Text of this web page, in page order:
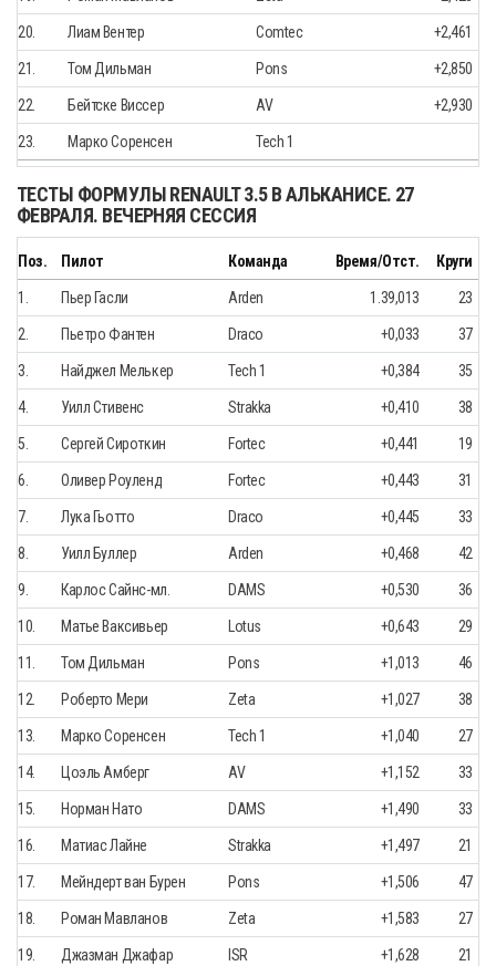
20. Лиам Вентер Comtec +2,461
21. Том Дильман Pons +2,850
22. Бейтске Виссер AV +2,930
23. Марко Соренсен Tech 1
ТЕСТЫ ФОРМУЛЫ RENAULT 3.5 В АЛЬКАНИСЕ. 27
ФЕВРАЛЯ. ВЕЧЕРНЯЯ СЕССИЯ
Поз. Пилот Команда Время/Отст. Круги
1. Пьер Гасли Arden 1.39,013 23
2. Пьетро Фантен Draco +0,033 37
3. Найджел Мелькер Tech 1 +0,384 35
4. Уилл Стивенс Strakka +0,410 38
5. Сергей Сироткин Fortec +0,441 19
6. Оливер Роуленд Fortec +0,443 31
7. Лука Гьотто Draco +0,445 33
8. Уилл Буллер Arden +0,468 42
9. Карлос Сайнс-мл. DAMS +0,530 36
10. Матье Ваксивьер Lotus +0,643 29
11. Том Дильман Pons +1,013 46
12. Роберто Мери Zeta +1,027 38
13. Марко Соренсен Tech 1 +1,040 27
14. Цоэль Амберг AV +1,152 33
15. Норман Нато DAMS +1,490 33
16. Матиас Лайне Strakka +1,497 21
17. Мейндерт ван Бурен Pons +1,506 47
18. Роман Мавланов Zeta +1,583 27
19. Джазман Джафар ISR +1,628 21